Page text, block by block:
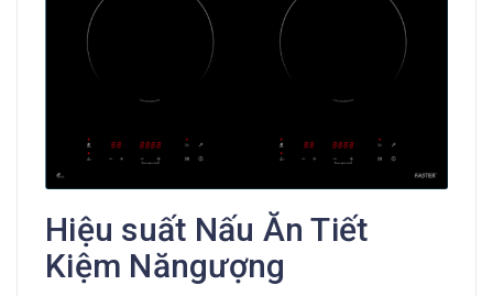
Hiệu suất Nấu Ăn Tiết
Kiệm Năngượng